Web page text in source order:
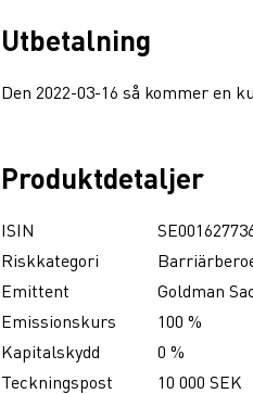
Utbetalning
Den 2022-03-16 så kommer en
Produktdetaljer
ISIN
Riskkategori
Emittent
Goldman
Emissionskurs
100 %
Kapitalskydd
0 %
Teckningspost
10 000 SEK